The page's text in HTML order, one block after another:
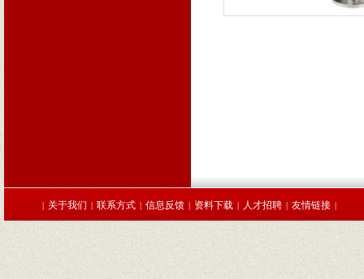
| 关于我们 | 联系方式 | 信息反馈 | 资料下载 | 人才招聘 | 友情链接 |